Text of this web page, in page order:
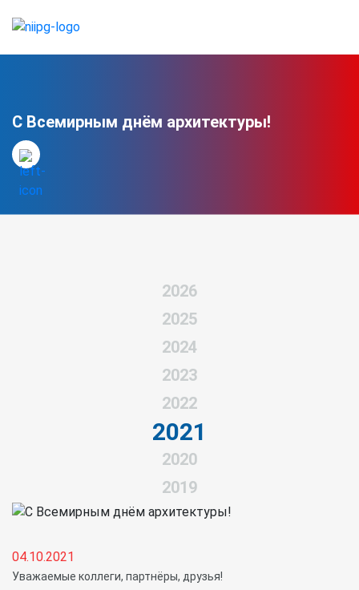
С Всемирным днём архитектуры!
2026
2025
2024
2023
2022
2021
2020
2019
04.10.2021
Уважаемые коллеги, партнёры, друзья!